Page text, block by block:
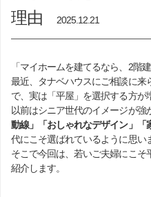
理由
2025.12.21
「マイホームを建てるなら、2階
最近、タナベハウスにご相談に来
で、実は「平屋」を選択する方が
以前はシニア世代のイメージが強
動線」
「おしゃれなデザイン」
代にこそ選ばれているように思い
そこで今回は、若いご夫婦にこ
紹介します。